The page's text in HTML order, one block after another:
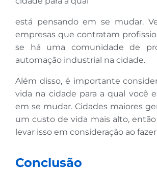
está pensando em se mudar.
empresas que contratam
se há uma comunidade de
automação industrial na cidade.
Além disso, é importante
vida na cidade para a qual você
em se mudar. Cidades maiores
um custo de vida mais alto,
levar isso em consideração ao
Conclusão